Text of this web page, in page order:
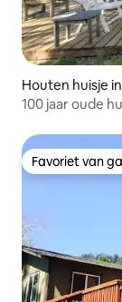
Houten huisje
100 jaar oude
Favoriet van
Favoriet van